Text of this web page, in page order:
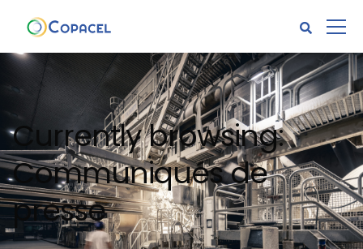
Currently browsing:
Communiqués de
presse